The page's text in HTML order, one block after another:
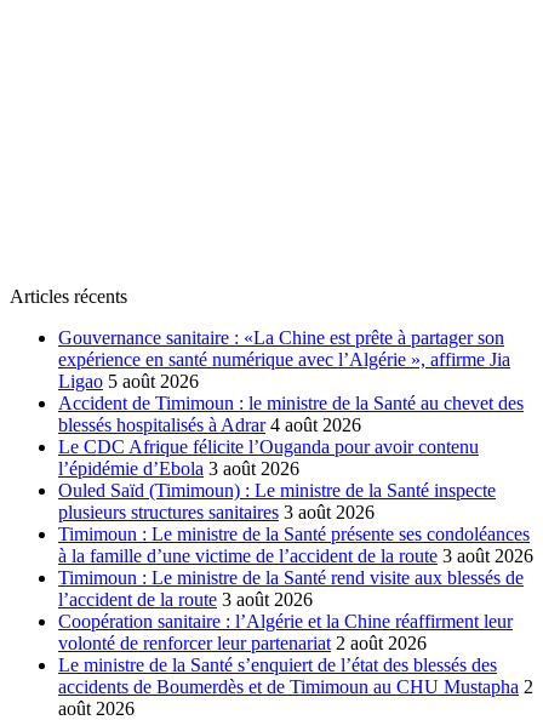
Articles récents
Gouvernance sanitaire : «La Chine est prête à partager son
expérience en santé numérique avec l’Algérie », affirme Jia
Ligao 5 août 2026
Accident de Timimoun : le ministre de la Santé au chevet des
blessés hospitalisés à Adrar 4 août 2026
Le CDC Afrique félicite l’Ouganda pour avoir contenu
l’épidémie d’Ebola 3 août 2026
Ouled Saïd (Timimoun) : Le ministre de la Santé inspecte
plusieurs structures sanitaires 3 août 2026
Timimoun : Le ministre de la Santé présente ses condoléances
à la famille d’une victime de l’accident de la route 3 août 2026
Timimoun : Le ministre de la Santé rend visite aux blessés de
l’accident de la route 3 août 2026
Coopération sanitaire : l’Algérie et la Chine réaffirment leur
volonté de renforcer leur partenariat 2 août 2026
Le ministre de la Santé s’enquiert de l’état des blessés des
accidents de Boumerdès et de Timimoun au CHU Mustapha 2
août 2026